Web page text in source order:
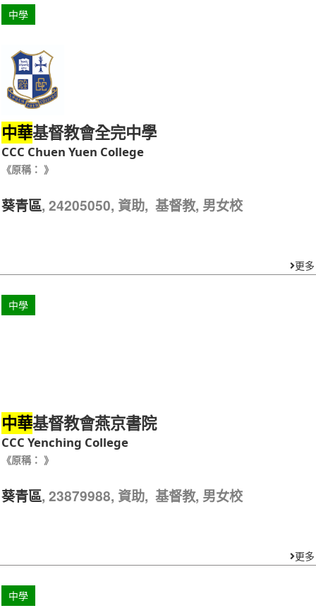
中學
中華基督教會全完中學
CCC Chuen Yuen College
《原稱： 》
葵青區, 24205050, 資助, 基督教, 男女校
更多
中學
中華基督教會燕京書院
CCC Yenching College
《原稱： 》
葵青區, 23879988, 資助, 基督教, 男女校
更多
中學